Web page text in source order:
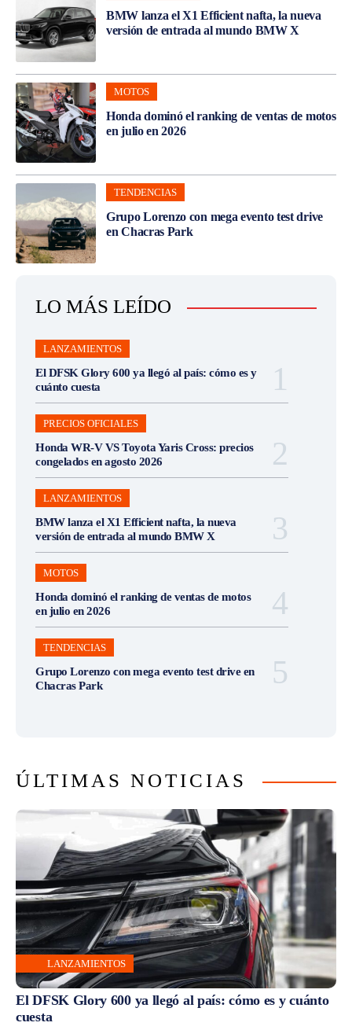
BMW lanza el X1 Efficient nafta, la nueva
versión de entrada al mundo BMW X
MOTOS
Honda dominó el ranking de ventas de motos
en julio en 2026
TENDENCIAS
Grupo Lorenzo con mega evento test drive
en Chacras Park
LO MÁS LEÍDO
LANZAMIENTOS
El DFSK Glory 600 ya llegó al país: cómo es y
cuánto cuesta
PRECIOS OFICIALES
Honda WR-V VS Toyota Yaris Cross: precios
congelados en agosto 2026
LANZAMIENTOS
BMW lanza el X1 Efficient nafta, la nueva
versión de entrada al mundo BMW X
MOTOS
Honda dominó el ranking de ventas de motos
en julio en 2026
TENDENCIAS
Grupo Lorenzo con mega evento test drive en
Chacras Park
ÚLTIMAS NOTICIAS
LANZAMIENTOS
El DFSK Glory 600 ya llegó al país: cómo es y cuánto
cuesta